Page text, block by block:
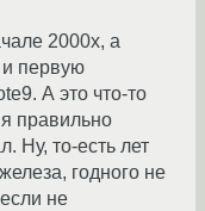
2000х, а
и первую
А это что-то
правильно
Ну, то-есть лет
годного не
не